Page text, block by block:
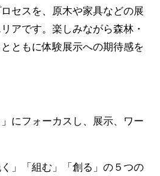
セスを、原木や家具などの展
アです。楽しみながら森林・
ともに体験展示への期待感を
にフォーカスし、展示、ワー
く」「組む」「創る」の５つの